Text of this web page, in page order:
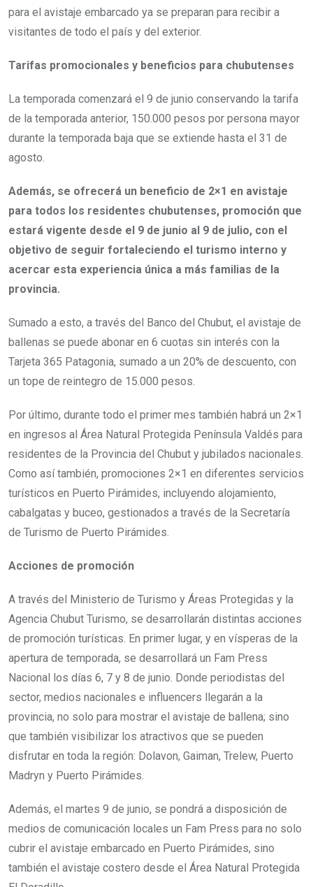
para el avistaje embarcado ya se preparan para recibir a
visitantes de todo el país y del exterior.
Tarifas promocionales y beneficios para chubutenses
La temporada comenzará el 9 de junio conservando la tarifa
de la temporada anterior, 150.000 pesos por persona mayor
durante la temporada baja que se extiende hasta el 31 de
agosto.
Además, se ofrecerá un beneficio de 2×1 en avistaje
para todos los residentes chubutenses, promoción que
estará vigente desde el 9 de junio al 9 de julio, con el
objetivo de seguir fortaleciendo el turismo interno y
acercar esta experiencia única a más familias de la
provincia.
Sumado a esto, a través del Banco del Chubut, el avistaje de
ballenas se puede abonar en 6 cuotas sin interés con la
Tarjeta 365 Patagonia, sumado a un 20% de descuento, con
un tope de reintegro de 15.000 pesos.
Por último, durante todo el primer mes también habrá un 2×1
en ingresos al Área Natural Protegida Península Valdés para
residentes de la Provincia del Chubut y jubilados nacionales.
Como así también, promociones 2×1 en diferentes servicios
turísticos en Puerto Pirámides, incluyendo alojamiento,
cabalgatas y buceo, gestionados a través de la Secretaría
de Turismo de Puerto Pirámides.
Acciones de promoción
A través del Ministerio de Turismo y Áreas Protegidas y la
Agencia Chubut Turismo, se desarrollarán distintas acciones
de promoción turísticas. En primer lugar, y en vísperas de la
apertura de temporada, se desarrollará un Fam Press
Nacional los días 6, 7 y 8 de junio. Donde periodistas del
sector, medios nacionales e influencers llegarán a la
provincia, no solo para mostrar el avistaje de ballena; sino
que también visibilizar los atractivos que se pueden
disfrutar en toda la región: Dolavon, Gaiman, Trelew, Puerto
Madryn y Puerto Pirámides.
Además, el martes 9 de junio, se pondrá a disposición de
medios de comunicación locales un Fam Press para no solo
cubrir el avistaje embarcado en Puerto Pirámides, sino
también el avistaje costero desde el Área Natural Protegida